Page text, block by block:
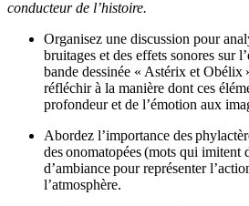
conducteur de l’histoire.
Organisez une discussion pour
bruitages et des effets sonores sur
bande dessinée « Astérix et Obélix
réfléchir à la manière dont ces
profondeur et de l’émotion aux
Abordez l’importance des
desonomatopées(mots qui imitent
d’ambiancepour représenter
l’atmosphère.